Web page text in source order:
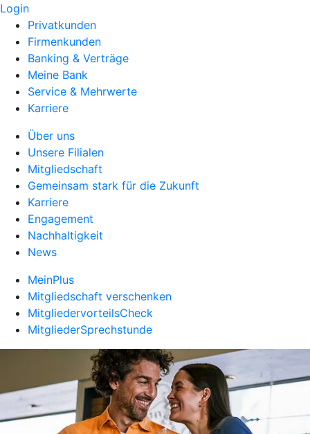
Login
Privatkunden
Firmenkunden
Banking & Verträge
Meine Bank
Service & Mehrwerte
Karriere
Über uns
Unsere Filialen
Mitgliedschaft
Gemeinsam stark für die Zukunft
Karriere
Engagement
Nachhaltigkeit
News
MeinPlus
Mitgliedschaft verschenken
MitgliedervorteilsCheck
MitgliederSprechstunde